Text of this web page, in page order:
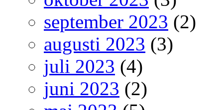
september 2023 (2)
augusti 2023 (3)
juli 2023 (4)
juni 2023 (2)